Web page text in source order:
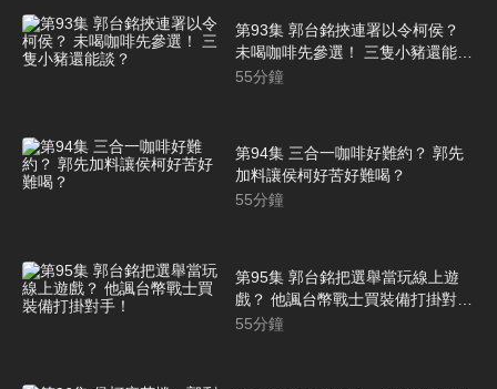
第93集 郭台銘挾連署以令柯侯？
未喝咖啡先參選！ 三隻小豬還能
談？
55分鐘
第94集 三合一咖啡好難約？ 郭先
加料讓侯柯好苦好難喝？
55分鐘
第95集 郭台銘把選舉當玩線上遊
戲？ 他諷台幣戰士買裝備打掛對
手！
55分鐘